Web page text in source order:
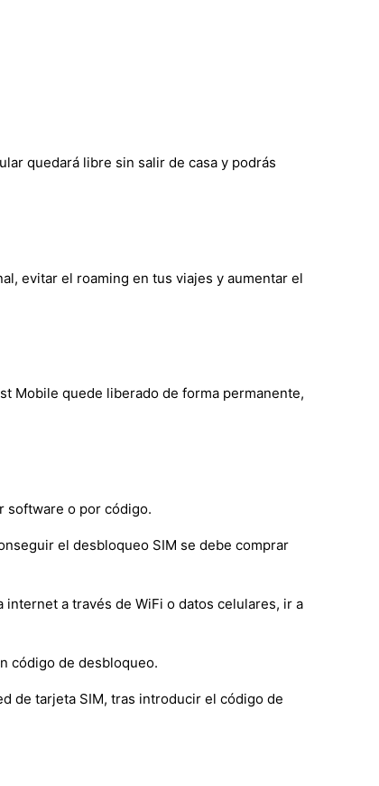
quedará libre sin salir de casa y podrás
evitar el roaming en tus viajes y aumentar el
Mobile quede liberado de forma permanente,
software o por código.
el desbloqueo SIM se debe comprar
a través de WiFi o datos celulares, ir a
código de desbloqueo.
de tarjeta SIM, tras introducir el código de